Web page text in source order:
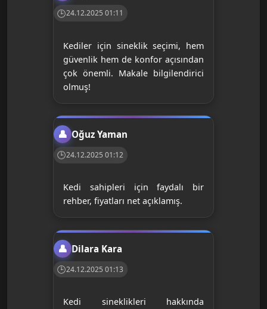
24.12.2025 01:11
Kediler için sineklik seçimi, hem
güvenlik hem de konfor açısından
çok önemli. Makale bilgilendirici
olmuş!
Oğuz Yaman
24.12.2025 01:12
Kedi sahipleri için faydalı bir
rehber, fiyatları net açıklamış.
Dilara Kara
24.12.2025 01:13
Kedi sineklikleri hakkında